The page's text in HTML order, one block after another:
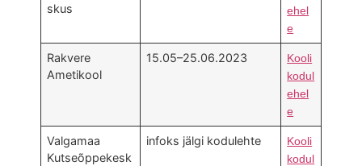
skus
ehel
e
Rakvere
Ametikool
15.05–25.06.2023
Kooli
kodul
ehel
e
Valgamaa
Kutseõppekesk
infoks jälgi kodulehte
Kooli
kodul